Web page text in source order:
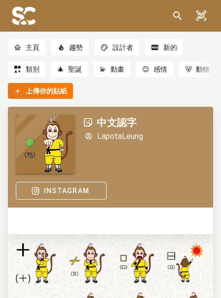
主頁 趨勢 設計者 新的
類別 🎄 聖誕 💫 動畫 😊 感情 🐻 動物
上傳你的貼紙
中文認字
LapotaLeung
INSTAGRAM